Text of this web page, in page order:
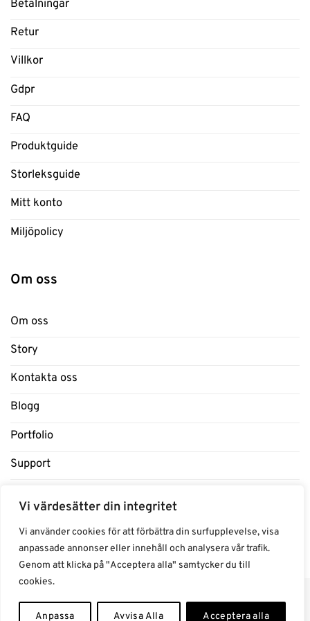
Vi värdesätter din integritet
Vi använder cookies för att förbättra din surfupplevelse, visa
anpassade annonser eller innehåll och analysera vår trafik.
Genom att klicka på "Acceptera alla" samtycker du till
cookies.
Anpassa Avvisa Alla Acceptera alla
Betalningar
Retur
Villkor
Gdpr
FAQ
Produktguide
Storleksguide
Mitt konto
Miljöpolicy
Om oss
Om oss
Story
Kontakta oss
Blogg
Portfolio
Support